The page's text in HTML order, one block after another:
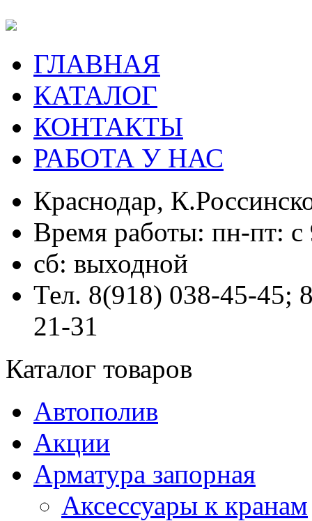
ГЛАВНАЯ
КАТАЛОГ
КОНТАКТЫ
РАБОТА У НАС
Краснодар,
Время работы: пн-пт:
сб: выходной
Тел. 8(918) 038-45-45;
21-31
Каталог товаров
Автополив
Акции
Арматура запорная
Аксессуары к кранам